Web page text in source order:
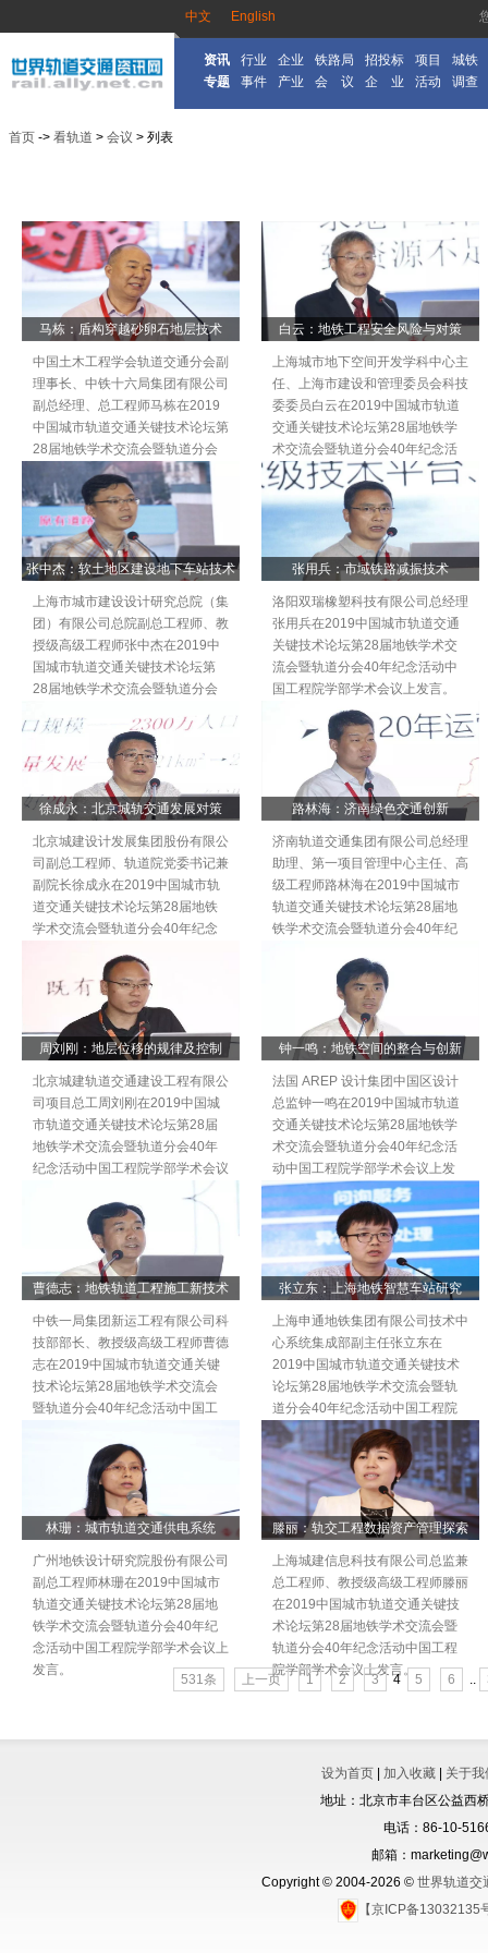
中文 English
资讯 行业 企业 铁路局 招投标 项目
城铁
专题
事件 产业 会 议 企 业 活动 调查
首页 -> 看轨道 > 会议 > 列表
马栋：盾构穿越砂卵石地层技术
中国土木工程学会轨道交通分会副
理事长、中铁十六局集团有限公司
副总经理、总工程师马栋在2019
中国城市轨道交通关键技术论坛第
28届地铁学术交流会暨轨道分会
40年纪念活动中国工程院学部学
术会议上发言。
白云：地铁工程安全风险与对策
上海城市地下空间开发学科中心主
任、上海市建设和管理委员会科技
委委员白云在2019中国城市轨道
交通关键技术论坛第28届地铁学
术交流会暨轨道分会40年纪念活
动中国工程院学部学术会议上发
言。
张中杰：软土地区建设地下车站技术
上海市城市建设设计研究总院（集
团）有限公司总院副总工程师、教
授级高级工程师张中杰在2019中
国城市轨道交通关键技术论坛第
28届地铁学术交流会暨轨道分会
术会议上发言。
张用兵：市域铁路减振技术
洛阳双瑞橡塑科技有限公司总经理
张用兵在2019中国城市轨道交通
关键技术论坛第28届地铁学术交
流会暨轨道分会40年纪念活动中
国工程院学部学术会议上发言。
徐成永：北京城轨交通发展对策
北京城建设计发展集团股份有限公
司副总工程师、轨道院党委书记兼
副院长徐成永在2019中国城市轨
道交通关键技术论坛第28届地铁
学术交流会暨轨道分会40年纪念
路林海：济南绿色交通创新
济南轨道交通集团有限公司总经理
助理、第一项目管理中心主任、高
级工程师路林海在2019中国城市
轨道交通关键技术论坛第28届地
铁学术交流会暨轨道分会40年纪
周刘刚：地层位移的规律及控制
北京城建轨道交通建设工程有限公
司项目总工周刘刚在2019中国城
市轨道交通关键技术论坛第28届
地铁学术交流会暨轨道分会40年
纪念活动中国工程院学部学术会议
钟一鸣：地铁空间的整合与创新
法国 AREP 设计集团中国区设计
总监钟一鸣在2019中国城市轨道
交通关键技术论坛第28届地铁学
术交流会暨轨道分会40年纪念活
动中国工程院学部学术会议上发
言。
曹德志：地铁轨道工程施工新技术
中铁一局集团新运工程有限公司科
技部部长、教授级高级工程师曹德
志在2019中国城市轨道交通关键
技术论坛第28届地铁学术交流会
暨轨道分会40年纪念活动中国工
张立东：上海地铁智慧车站研究
上海申通地铁集团有限公司技术中
心系统集成部副主任张立东在
2019中国城市轨道交通关键技术
论坛第28届地铁学术交流会暨轨
道分会40年纪念活动中国工程院
学部学术会议上发言。
林珊：城市轨道交通供电系统
广州地铁设计研究院股份有限公司
副总工程师林珊在2019中国城市
轨道交通关键技术论坛第28届地
铁学术交流会暨轨道分会40年纪
念活动中国工程院学部学术会议上
发言。
滕丽：轨交工程数据资产管理探索
上海城建信息科技有限公司总监兼
总工程师、教授级高级工程师滕丽
在2019中国城市轨道交通关键技
术论坛第28届地铁学术交流会暨
轨道分会40年纪念活动中国工程
院学部学术会议上发言。
531条 上一页 1 2 3 4 5 6 ..
设为首页 加入收藏
关于我
地址：北京市丰台区公益西
电话：86-10-
邮箱：
Copyright © 2004-2026 © 世界轨道交
【京ICP备13032135